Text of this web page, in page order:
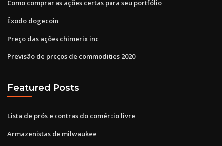
Como comprar as ações certas para seu portfólio
Êxodo dogecoin
Preço das ações chimerix inc
Previsão de preços de commodities 2020
Featured Posts
Lista de prós e contras do comércio livre
Armazenistas de milwaukee